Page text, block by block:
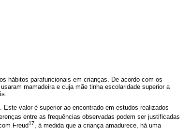
hábitos parafuncionais em crianças. De acordo com os
mamadeira e cuja mãe tinha escolaridade superior a
valor é superior ao encontrado em estudos realizados
entre as frequências observadas podem ser justificadas
Freud17
, à medida que a criança amadurece, há uma